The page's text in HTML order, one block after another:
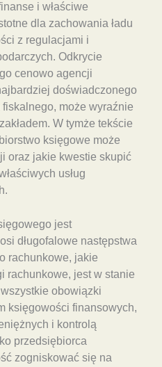
i właściwe
dla zachowania ładu
z regulacjami i
Odkrycie
cenowo agencji
doświadczonego
może wyraźnie
W tymże tekście
księgowe może
oraz jakie kwestie skupić
usług
jest
długofalowe następstwa
rachunkowe, jakie
rachunkowe, jest w stanie
obowiązki
księgowości finansowych,
i kontrolą
przedsiębiorca
zogniskować się na